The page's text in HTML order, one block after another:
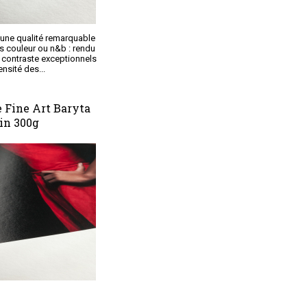
qualité remarquable
couleur ou n&b : rendu
exceptionnels
des...
Fine Art Baryta
300g